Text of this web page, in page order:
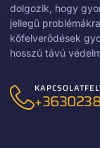
dolgozik, hogy
jellegű
kőfelverődések
hosszú távú